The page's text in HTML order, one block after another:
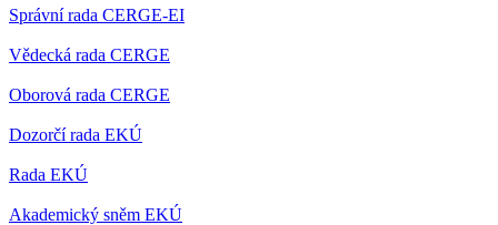
Správní rada CERGE-EI
Vědecká rada CERGE
Oborová rada CERGE
Dozorčí rada EKÚ
Rada EKÚ
Akademický sněm EKÚ